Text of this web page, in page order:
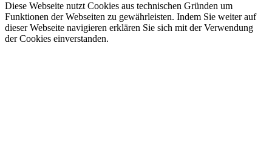
Diese Webseite nutzt Cookies aus technischen Gründen um
Funktionen der Webseiten zu gewährleisten. Indem Sie weiter auf
dieser Webseite navigieren erklären Sie sich mit der Verwendung
der Cookies einverstanden.